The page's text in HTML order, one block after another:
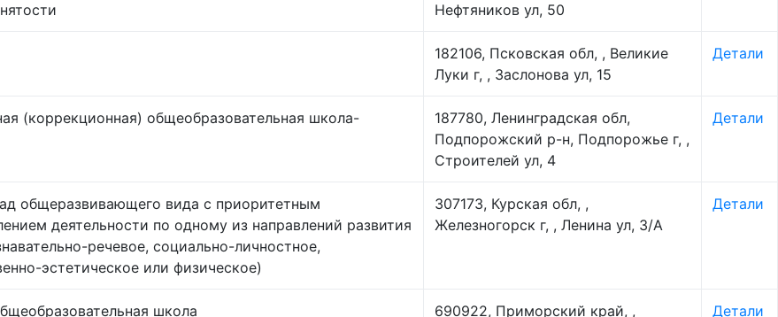
Нефтяников ул, 50
182106, Псковская обл, , Великие
Луки г, , Заслонова ул, 15
Детали
(коррекционная) общеобразовательная школа-
187780, Ленинградская обл,
Подпорожский р-н, Подпорожье г, ,
Строителей ул, 4
Детали
общеразвивающего вида с приоритетным
деятельности по одному из направлений развития
речевое, социально-личностное,
эстетическое или физическое)
307173, Курская обл, ,
Железногорск г, , Ленина ул, 3/А
Детали
школа
690922, Приморский край, ,
Детали